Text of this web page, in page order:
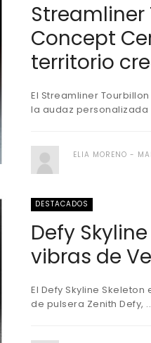
Streamliner
Concept
territorio
El Streamliner
la audaz personalizada
ELIA MORENO
DESTACADOS
Defy
vibras de
El Defy Skyline
de pulsera Zenith Defy,